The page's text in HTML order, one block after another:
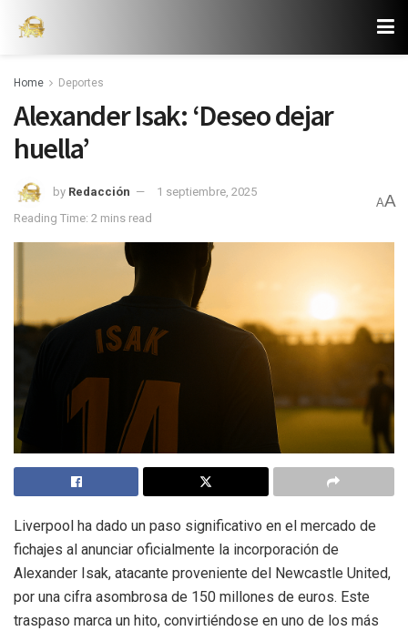
Home Deportes
Alexander Isak: ‘Deseo dejar
huella’
by Redacción
1 septiembre, 2025
Reading Time: 2 mins read
AA
Liverpool ha dado un paso significativo en el mercado de
fichajes al anunciar oficialmente la incorporación de
Alexander Isak, atacante proveniente del Newcastle United,
por una cifra asombrosa de 150 millones de euros. Este
traspaso marca un hito, convirtiéndose en uno de los más